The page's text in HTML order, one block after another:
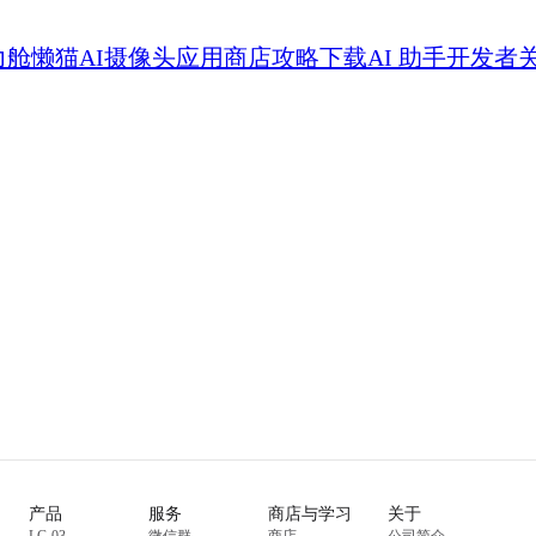
舱懒猫AI摄像头应用商店攻略下载AI 助手开发者
产品 服务 商店与学习 关于